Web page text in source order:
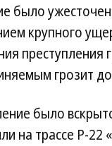
было
крупного
преступления
грозит
было
на трассе Р-